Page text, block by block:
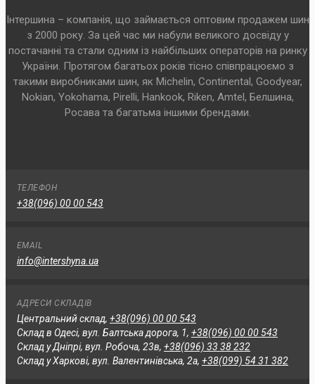
Інтершина – компанія, що займається оптовим продажем шин
з 2000 року. За цей час ми набули великого досвіду у
постачанні та стали одним із найбільших операторів на ринку
України. Протягом багатьох років тісно співпрацюємо з
такими виробниками шин, як Michelin, Continental, Goodyear,
Nokian, Yokohama, Pirelli, Hankook, Riken, Amtel, Белшина,
Росава та багатьма іншими брендами.
ТЕЛЕФОН
+38(096) 00 00 543
EMAIL
info@intershyna.ua
АДРЕСИ СКЛАДІВ
Центральний склад, +38(096) 00 00 543
Склад в Одесі, вул. Балтська дорога, 1, +38(096) 00 00 543
Склад у Дніпрі, вул. Робоча, 23в, +38(096) 33 38 232
Склад у Харкові, вул. Валентинівська, 2а, +38(099) 54 31 382